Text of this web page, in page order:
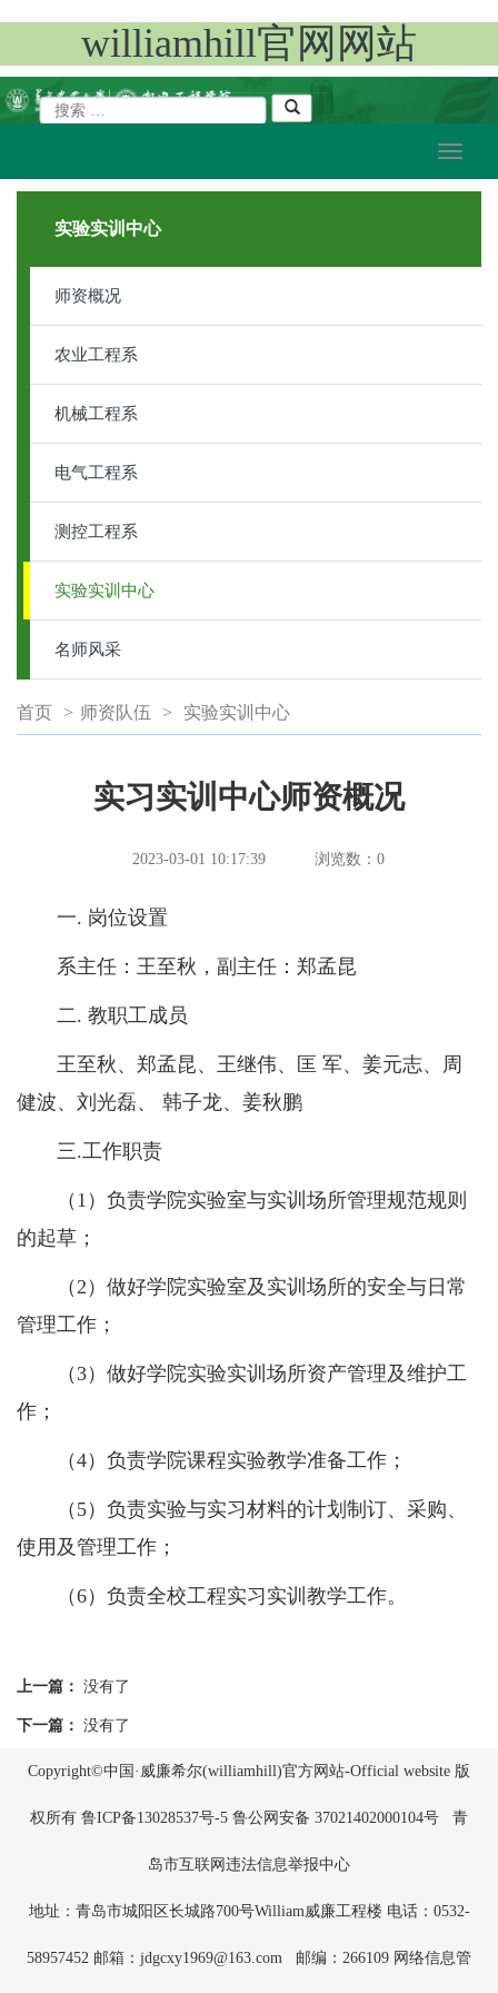
williamhill官网网站
实验实训中心
师资概况
农业工程系
机械工程系
电气工程系
测控工程系
实验实训中心
名师风采
首页 > 师资队伍 > 实验实训中心
实习实训中心师资概况
2023-03-01 10:17:39 浏览数： 0
一. 岗位设置
系主任：王至秋，副主任：郑孟昆
二. 教职工成员
王至秋、郑孟昆、王继伟、匡 军、姜元志、周
健波、刘光磊、 韩子龙、姜秋鹏
三.工作职责
​​（1）负责学院实验室与实训场所管理规范规则
的起草；
（2）做好学院实验室及实训场所的安全与日常
管理工作；
（3）做好学院实验实训场所资产管理及维护工
作；
（4）负责学院课程实验教学准备工作；
（5）负责实验与实习材料的计划制订、采购、
使用及管理工作；
（6）负责全校工程实习实训教学工作。
上一篇： 没有了
下一篇： 没有了
Copyright©中国·威廉希尔(williamhill)官方网站-Official website 版
权所有 鲁ICP备13028537号-5 鲁公网安备 37021402000104号 青
岛市互联网违法信息举报中心
地址：青岛市城阳区长城路700号William威廉工程楼 电话：0532-
58957452 邮箱：jdgcxy1969@163.com 邮编：266109 网络信息管